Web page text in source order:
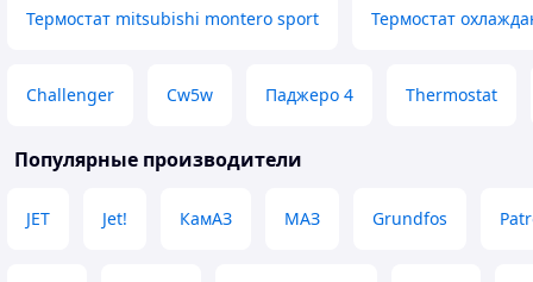
Термостат mitsubishi montero sport Термостат
Challenger Cw5w Паджеро 4 Thermostat
Популярные производители
JET Jet! КамАЗ МАЗ Grundfos